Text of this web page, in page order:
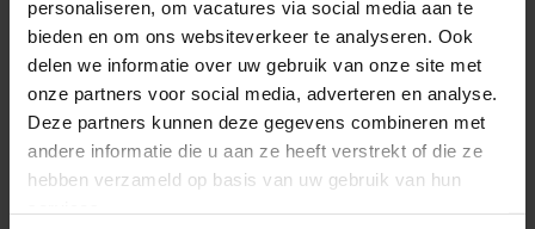
personaliseren, om vacatures via social media aan te
bieden en om ons websiteverkeer te analyseren. Ook
delen we informatie over uw gebruik van onze site met
onze partners voor social media, adverteren en analyse.
Deze partners kunnen deze gegevens combineren met
andere informatie die u aan ze heeft verstrekt of die ze
hebben verzameld op basis van uw gebruik van hun
van kinderen!Wat ga je doen?
Samen met de collega's (leerkrachten en
onderwijsassistenten) geef je vorm aan het onderwijs
in de groepen. Samen geef je vorm aan en plan je het
didactische en pedagogische programma, volg je de
leerlingen en sta je in contact met de ouders. Op
basisschool overhoven werk je samen aan het